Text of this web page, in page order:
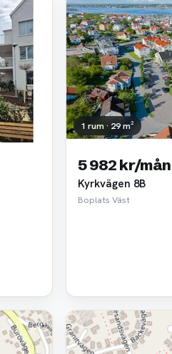
1 rum · 29 m²
5 982 kr/mån
Kyrkvägen 8B
Boplats Väst